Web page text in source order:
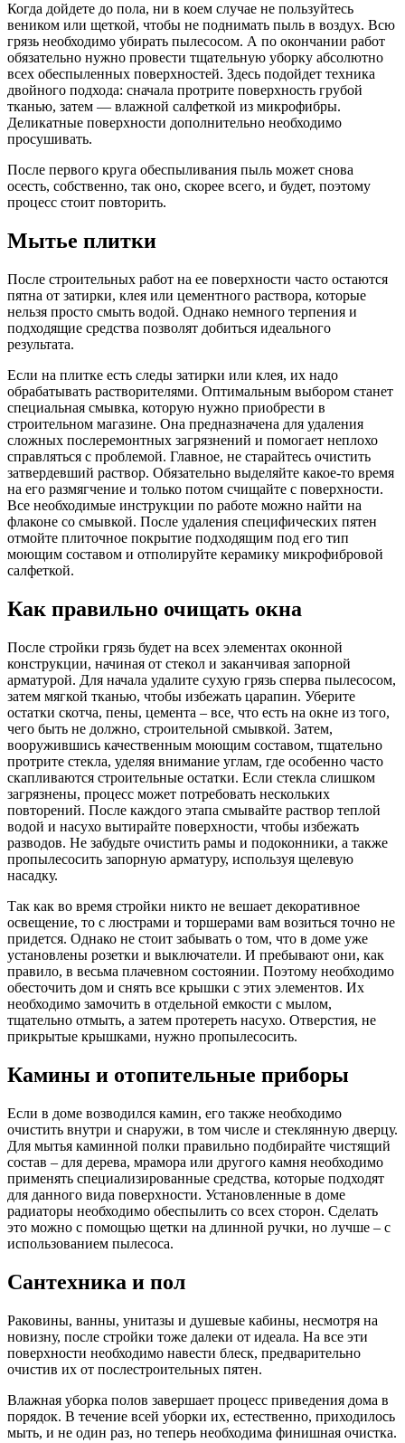
Когда дойдете до пола, ни в коем случае не пользуйтесь
веником или щеткой, чтобы не поднимать пыль в воздух. Всю
грязь необходимо убирать пылесосом. А по окончании работ
обязательно нужно провести тщательную уборку абсолютно
всех обеспыленных поверхностей. Здесь подойдет техника
двойного подхода: сначала протрите поверхность грубой
тканью, затем — влажной салфеткой из микрофибры.
Деликатные поверхности дополнительно необходимо
просушивать.
После первого круга обеспыливания пыль может снова
осесть, собственно, так оно, скорее всего, и будет, поэтому
процесс стоит повторить.
Мытье плитки
После строительных работ на ее поверхности часто остаются
пятна от затирки, клея или цементного раствора, которые
нельзя просто смыть водой. Однако немного терпения и
подходящие средства позволят добиться идеального
результата.
Если на плитке есть следы затирки или клея, их надо
обрабатывать растворителями. Оптимальным выбором станет
специальная смывка, которую нужно приобрести в
строительном магазине. Она предназначена для удаления
сложных послеремонтных загрязнений и помогает неплохо
справляться с проблемой. Главное, не старайтесь очистить
затвердевший раствор. Обязательно выделяйте какое-то время
на его размягчение и только потом счищайте с поверхности.
Все необходимые инструкции по работе можно найти на
флаконе со смывкой. После удаления специфических пятен
отмойте плиточное покрытие подходящим под его тип
моющим составом и отполируйте керамику микрофибровой
салфеткой.
Как правильно очищать окна
После стройки грязь будет на всех элементах оконной
конструкции, начиная от стекол и заканчивая запорной
арматурой. Для начала удалите сухую грязь сперва пылесосом,
затем мягкой тканью, чтобы избежать царапин. Уберите
остатки скотча, пены, цемента – все, что есть на окне из того,
чего быть не должно, строительной смывкой. Затем,
вооружившись качественным моющим составом, тщательно
протрите стекла, уделяя внимание углам, где особенно часто
скапливаются строительные остатки. Если стекла слишком
загрязнены, процесс может потребовать нескольких
повторений. После каждого этапа смывайте раствор теплой
водой и насухо вытирайте поверхности, чтобы избежать
разводов. Не забудьте очистить рамы и подоконники, а также
пропылесосить запорную арматуру, используя щелевую
насадку.
Так как во время стройки никто не вешает декоративное
освещение, то с люстрами и торшерами вам возиться точно не
придется. Однако не стоит забывать о том, что в доме уже
установлены розетки и выключатели. И пребывают они, как
правило, в весьма плачевном состоянии. Поэтому необходимо
обесточить дом и снять все крышки с этих элементов. Их
необходимо замочить в отдельной емкости с мылом,
тщательно отмыть, а затем протереть насухо. Отверстия, не
прикрытые крышками, нужно пропылесосить.
Камины и отопительные приборы
Если в доме возводился камин, его также необходимо
очистить внутри и снаружи, в том числе и стеклянную дверцу.
Для мытья каминной полки правильно подбирайте чистящий
состав – для дерева, мрамора или другого камня необходимо
применять специализированные средства, которые подходят
для данного вида поверхности. Установленные в доме
радиаторы необходимо обеспылить со всех сторон. Сделать
это можно с помощью щетки на длинной ручки, но лучше – с
использованием пылесоса.
Сантехника и пол
Раковины, ванны, унитазы и душевые кабины, несмотря на
новизну, после стройки тоже далеки от идеала. На все эти
поверхности необходимо навести блеск, предварительно
очистив их от послестроительных пятен.
Влажная уборка полов завершает процесс приведения дома в
порядок. В течение всей уборки их, естественно, приходилось
мыть, и не один раз, но теперь необходима финишная очистка.